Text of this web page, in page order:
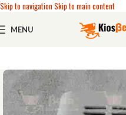
Skip to navigationSkip to main content
MENU